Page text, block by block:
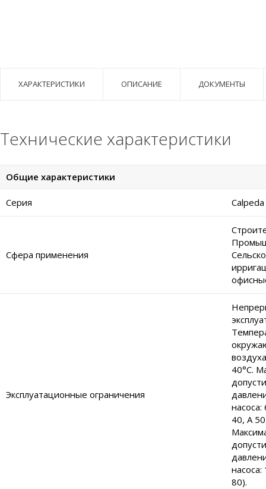
ХАРАКТЕРИСТИКИ ОПИСАНИЕ ДОКУМЕНТЫ
Технические характеристики
Общие характеристики
Серия Calpeda
Сфера применения
Эксплуатационные ограничения
40°C.
насоса:
40, A
насоса:
80).